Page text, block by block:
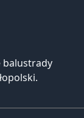
balustrady